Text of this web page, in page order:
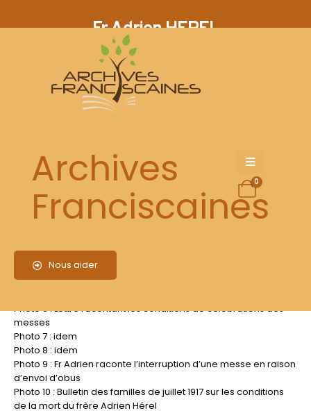
Archives
Franciscaines
Nous aider
0
Fr Adrien HEREL
Photo 1 : Lettre du 13 juin 1915 (carte de correspondance de la
Photo 3 : Lettre du 10 juin 1915 & enveloppe adressée à Félix
Landelle, Provincial de la Province St Denis/Rennes
Photo 4 : Lettre du 10 juin 1915
Photo 6 : Lettre racontant les conditions de célébrations des
messes
Photo 7 : idem
Photo 8 : idem
Photo 9 : Fr Adrien raconte l’interruption d’une messe en raison
d’envoi d’obus
Photo 10 : Bulletin des familles de juillet 1917 sur les conditions
de la mort du frère Adrien Hérel